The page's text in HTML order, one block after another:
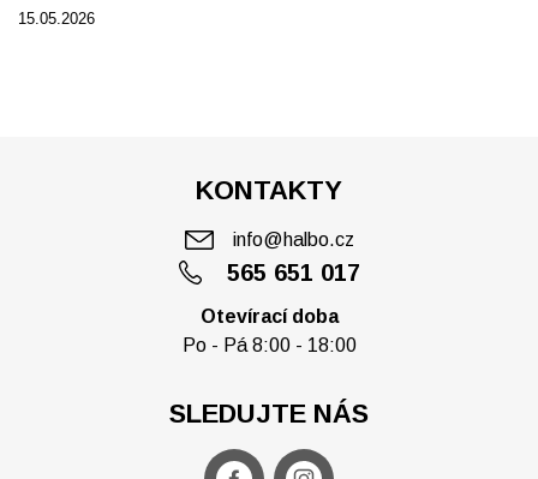
15.05.2026
KONTAKTY
565 651 017
info@halbo.cz
Otevírací doba
Po - Pá 8:00 - 18:00
SLEDUJTE NÁS